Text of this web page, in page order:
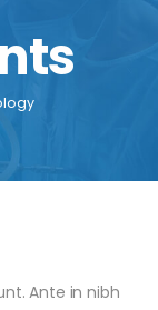
Ante in nibh